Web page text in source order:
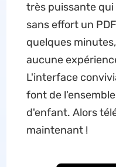
très puissante
sans effort un
quelques
aucune
L'interface
font de
d'enfant. Alors
maintenant !